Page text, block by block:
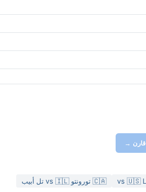
قارن →
🇨🇦 تورونتو vs 🇮🇱 تل أبيب